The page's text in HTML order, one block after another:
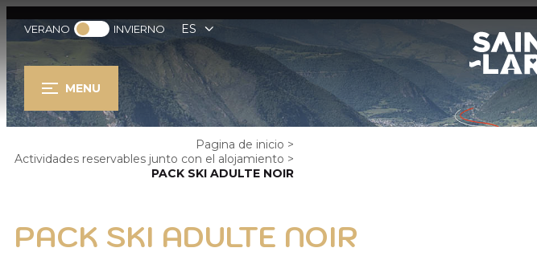
VERANO INVIERNO ES
MENU
Pagina de inicio >
Actividades reservables junto con el alojamiento >
PACK SKI ADULTE NOIR
PACK SKI ADULTE NOIR